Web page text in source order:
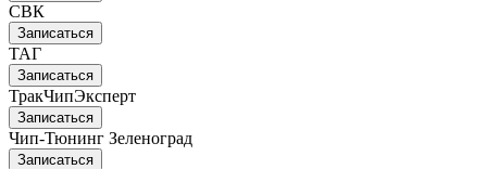
СВК
Записаться
ТАГ
Записаться
ТракЧипЭксперт
Записаться
Чип-Тюнинг Зеленоград
Записаться